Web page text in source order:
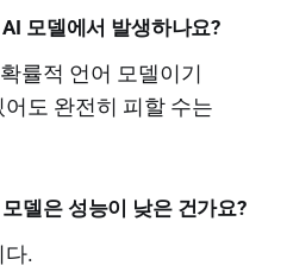
모델에서 발생하나요?
률적 언어 모델이기
도 완전히 피할 수는
델은 성능이 낮은 건가요?
다.